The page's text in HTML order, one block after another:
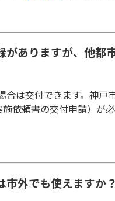
がありますが、他都
合は交付できます。神
依頼書の交付申請）が
市外でも使えますか